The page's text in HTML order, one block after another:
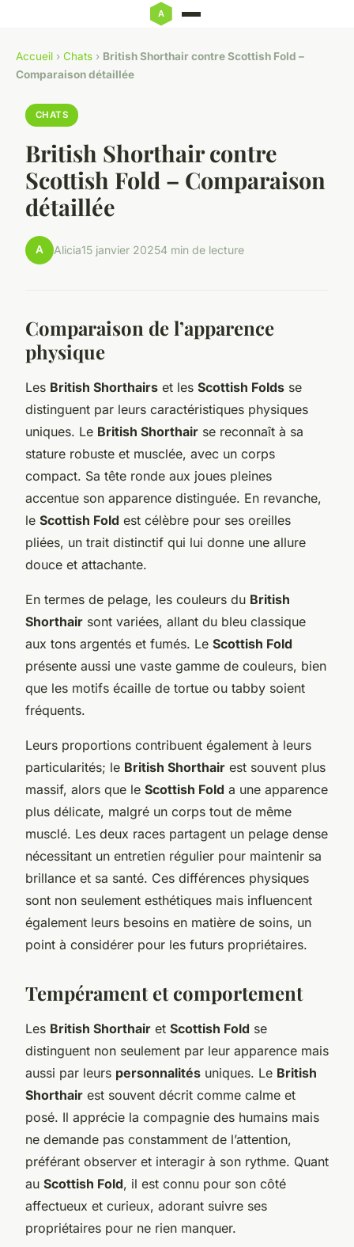
Accueil › Chats › British Shorthair contre Scottish Fold –
Comparaison détaillée
CHATS
British Shorthair contre
Scottish Fold – Comparaison
détaillée
A Alicia15 janvier 20254 min de lecture
Comparaison de l’apparence
physique
Les British Shorthairs et les Scottish Folds se
distinguent par leurs caractéristiques physiques
uniques. Le British Shorthair se reconnaît à sa
stature robuste et musclée, avec un corps
compact. Sa tête ronde aux joues pleines
accentue son apparence distinguée. En revanche,
le Scottish Fold est célèbre pour ses oreilles
pliées, un trait distinctif qui lui donne une allure
douce et attachante.
En termes de pelage, les couleurs du British
Shorthair sont variées, allant du bleu classique
aux tons argentés et fumés. Le Scottish Fold
présente aussi une vaste gamme de couleurs, bien
que les motifs écaille de tortue ou tabby soient
fréquents.
Leurs proportions contribuent également à leurs
particularités; le British Shorthair est souvent plus
massif, alors que le Scottish Fold a une apparence
plus délicate, malgré un corps tout de même
musclé. Les deux races partagent un pelage dense
nécessitant un entretien régulier pour maintenir sa
brillance et sa santé. Ces différences physiques
sont non seulement esthétiques mais influencent
également leurs besoins en matière de soins, un
point à considérer pour les futurs propriétaires.
Tempérament et comportement
Les British Shorthair et Scottish Fold se
distinguent non seulement par leur apparence mais
aussi par leurs personnalités uniques. Le British
Shorthair est souvent décrit comme calme et
posé. Il apprécie la compagnie des humains mais
ne demande pas constamment de l’attention,
préférant observer et interagir à son rythme. Quant
au Scottish Fold, il est connu pour son côté
affectueux et curieux, adorant suivre ses
propriétaires pour ne rien manquer.